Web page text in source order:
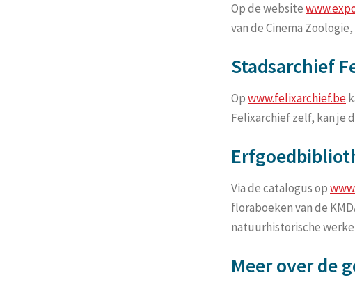
Op de website
van de Cinema
Stadsarchief
Opwww.felixarchief.be
Felixarchief zelf, kan je
Via de catalogus op
floraboeken van de
natuurhistorische
Meer over de